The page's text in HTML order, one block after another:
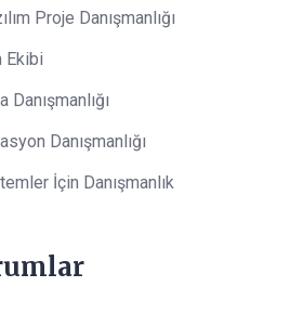
Proje Danışmanlığı
Ekibi
Danışmanlığı
İçin Danışmanlık